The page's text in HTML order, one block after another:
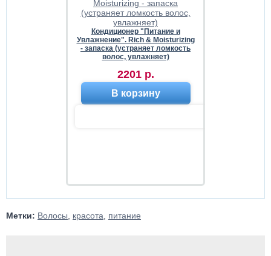
Кондиционер "Питание и
Увлажнение". Rich & Moisturizing
- запаска (устраняет ломкость
волос, увлажняет)
2201 р.
В корзину
Метки: Волосы красота питание